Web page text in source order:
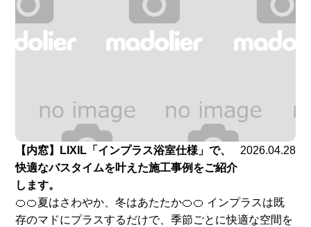
【内窓】LIXIL「インプラス浴室仕様」で、
快適なバスタイムを叶えた施工事例をご紹介
します。
2026.04.28
🍊🍊夏はさわやか、冬はあたたか🍊🍊 インプラスは既
存のマドにプラスするだけで、季節ごとに快適な空間を